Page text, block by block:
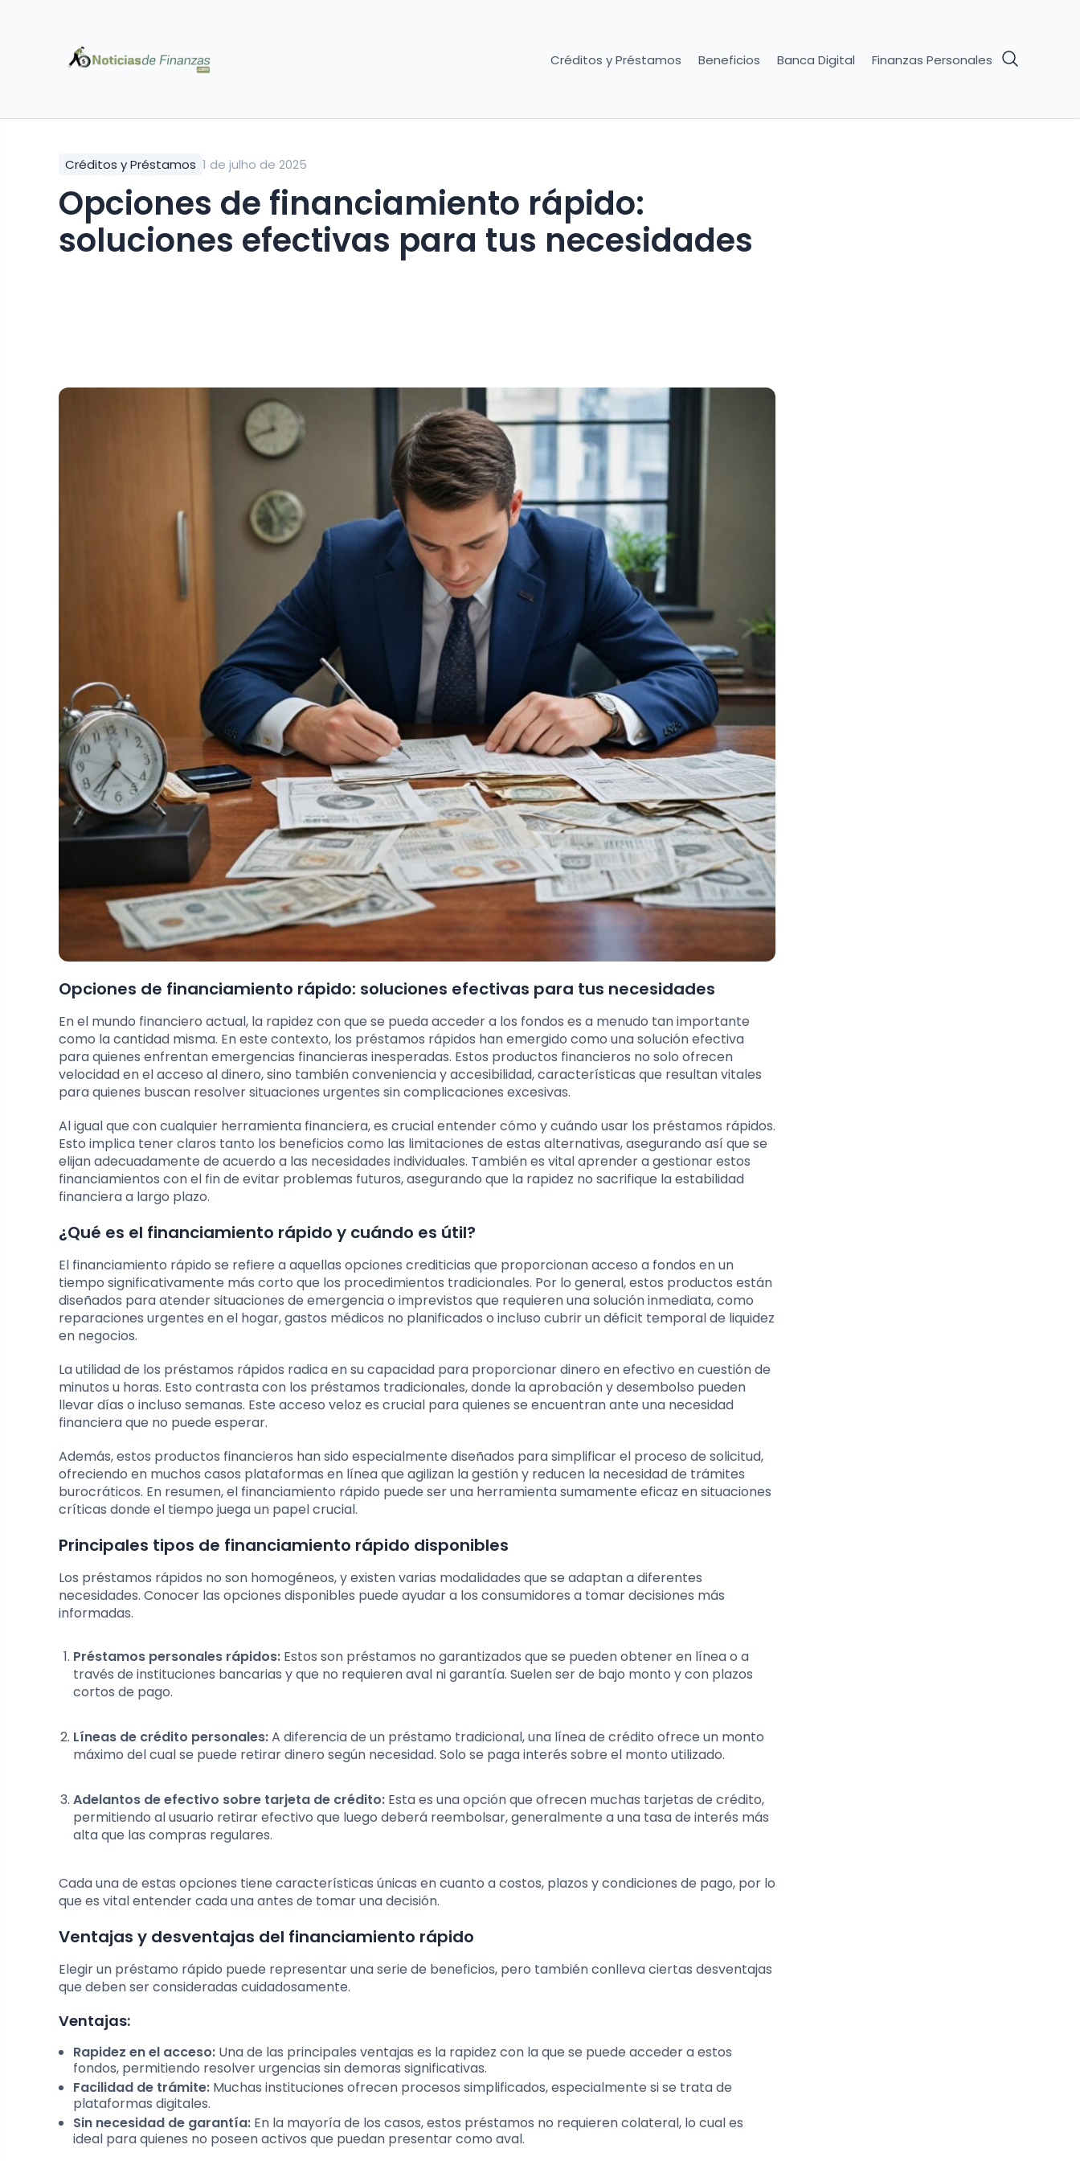
Créditos y Préstamos Beneficios Banca Digital Finanzas Personales
Créditos y Préstamos 1 de julho de 2025
Opciones de financiamiento rápido:
soluciones efectivas para tus necesidades
Opciones de financiamiento rápido: soluciones efectivas para tus necesidades
En el mundo financiero actual, la rapidez con que se pueda acceder a los fondos es a menudo tan importante
como la cantidad misma. En este contexto, los préstamos rápidos han emergido como una solución efectiva
para quienes enfrentan emergencias financieras inesperadas. Estos productos financieros no solo ofrecen
velocidad en el acceso al dinero, sino también conveniencia y accesibilidad, características que resultan vitales
para quienes buscan resolver situaciones urgentes sin complicaciones excesivas.
Al igual que con cualquier herramienta financiera, es crucial entender cómo y cuándo usar los préstamos rápidos.
Esto implica tener claros tanto los beneficios como las limitaciones de estas alternativas, asegurando así que se
elijan adecuadamente de acuerdo a las necesidades individuales. También es vital aprender a gestionar estos
financiamientos con el fin de evitar problemas futuros, asegurando que la rapidez no sacrifique la estabilidad
financiera a largo plazo.
¿Qué es el financiamiento rápido y cuándo es útil?
El financiamiento rápido se refiere a aquellas opciones crediticias que proporcionan acceso a fondos en un
tiempo significativamente más corto que los procedimientos tradicionales. Por lo general, estos productos están
diseñados para atender situaciones de emergencia o imprevistos que requieren una solución inmediata, como
reparaciones urgentes en el hogar, gastos médicos no planificados o incluso cubrir un déficit temporal de liquidez
en negocios.
La utilidad de los préstamos rápidos radica en su capacidad para proporcionar dinero en efectivo en cuestión de
minutos u horas. Esto contrasta con los préstamos tradicionales, donde la aprobación y desembolso pueden
llevar días o incluso semanas. Este acceso veloz es crucial para quienes se encuentran ante una necesidad
financiera que no puede esperar.
Además, estos productos financieros han sido especialmente diseñados para simplificar el proceso de solicitud,
ofreciendo en muchos casos plataformas en línea que agilizan la gestión y reducen la necesidad de trámites
burocráticos. En resumen, el financiamiento rápido puede ser una herramienta sumamente eficaz en situaciones
críticas donde el tiempo juega un papel crucial.
Principales tipos de financiamiento rápido disponibles
Los préstamos rápidos no son homogéneos, y existen varias modalidades que se adaptan a diferentes
necesidades. Conocer las opciones disponibles puede ayudar a los consumidores a tomar decisiones más
informadas.
Préstamos personales rápidos: Estos son préstamos no garantizados que se pueden obtener en línea o a
través de instituciones bancarias y que no requieren aval ni garantía. Suelen ser de bajo monto y con plazos
cortos de pago.
Líneas de crédito personales:A diferencia de un préstamo tradicional, una línea de crédito ofrece un monto
máximo del cual se puede retirar dinero según necesidad. Solo se paga interés sobre el monto utilizado.
Adelantos de efectivo sobre tarjeta de crédito: Esta es una opción que ofrecen muchas tarjetas de crédito,
permitiendo al usuario retirar efectivo que luego deberá reembolsar, generalmente a una tasa de interés más
alta que las compras regulares.
Cada una de estas opciones tiene características únicas en cuanto a costos, plazos y condiciones de pago, por lo
que es vital entender cada una antes de tomar una decisión.
Ventajas y desventajas del financiamiento rápido
Elegir un préstamo rápido puede representar una serie de beneficios, pero también conlleva ciertas desventajas
que deben ser consideradas cuidadosamente.
Ventajas:
Rapidez en el acceso: Una de las principales ventajas es la rapidez con la que se puede acceder a estos
fondos, permitiendo resolver urgencias sin demoras significativas.
Facilidad de trámite: Muchas instituciones ofrecen procesos simplificados, especialmente si se trata de
plataformas digitales.
Sin necesidad de garantía: En la mayoría de los casos, estos préstamos no requieren colateral, lo cual es
ideal para quienes no poseen activos que puedan presentar como aval.